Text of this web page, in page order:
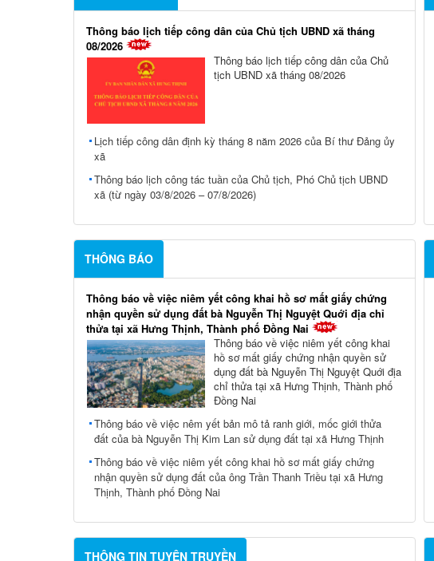
Thông báo lịch tiếp công dân của Chủ tịch UBND xã tháng
08/2026
Thông báo lịch tiếp công dân của Chủ
tịch UBND xã tháng 08/2026
Lịch tiếp công dân định kỳ tháng 8 năm 2026 của Bí thư Đảng ủy
xã
Thông báo lịch công tác tuần của Chủ tịch, Phó Chủ tịch UBND
xã (từ ngày 03/8/2026 – 07/8/2026)
THÔNG BÁO
Thông báo về việc niêm yết công khai hồ sơ mất giấy chứng
nhận quyền sử dụng đất bà Nguyễn Thị Nguyệt Quới địa chỉ
thửa tại xã Hưng Thịnh, Thành phố Đồng Nai
Thông báo về việc niêm yết công khai
hồ sơ mất giấy chứng nhận quyền sử
dụng đất bà Nguyễn Thị Nguyệt Quới địa
chỉ thửa tại xã Hưng Thịnh, Thành phố
Đồng Nai
Thông báo về việc nêm yết bản mô tả ranh giới, mốc giới thửa
đất của bà Nguyễn Thị Kim Lan sử dụng đất tại xã Hưng Thịnh
Thông báo về việc niêm yết công khai hồ sơ mất giấy chứng
nhận quyền sử dụng đất của ông Trần Thanh Triều tại xã Hưng
Thịnh, Thành phố Đồng Nai
THÔNG TIN TUYÊN TRUYỀN